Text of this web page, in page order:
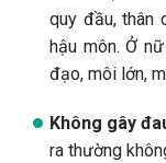
quy đầu, thân
hậu môn. Ở
đạo, môi lớn,
Không gây
ra thường